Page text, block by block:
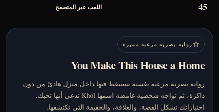
45 اللعب عبر المتصفح
رواية بصرية مرعبة مميزة
You Make This House a Home
رواية بصرية مرعبة نفسية تستيقظ فيها داخل منزل هادئ من دون
ذاكرة، ثم تواجه شخصية غامضة اسمها Khol تدعي أنها تحبك.
اختياراتك تشكل القصة، والعلاقة، والحقيقة التي تكتشفها.